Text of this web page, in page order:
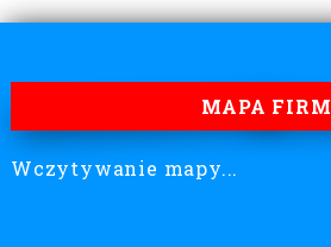
MAPA FIRM
Wczytywanie mapy...